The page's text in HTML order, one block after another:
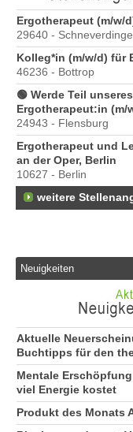
Ergotherapeut (m/w/
29640 -
Kolleg*in (m/w/d) für
46236 - Bottrop
🟢 Werde Teil
Ergotherapeut:in (m/
24943 - Flensburg
Ergotherapeut und
an der Oper, Berlin
10627 - Berlin
weitere
Neuigkeiten
Aktuelle
Buchtipps für den
Mentale
viel Energie kostet
Produkt des Monats